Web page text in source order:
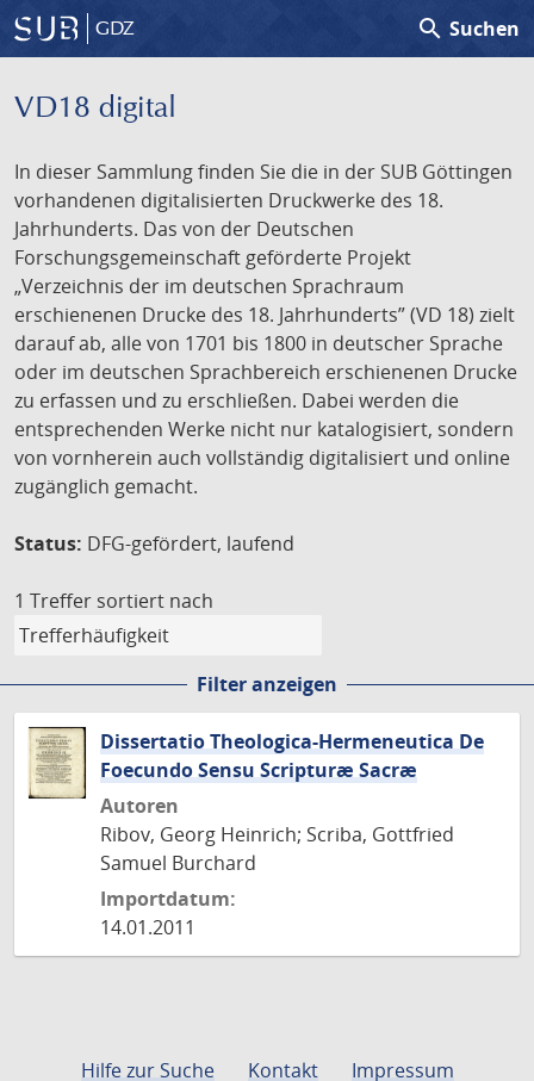
GDZ search Suchen
VD18 digital
In dieser Sammlung finden Sie die in der SUB Göttingen
vorhandenen digitalisierten Druckwerke des 18.
Jahrhunderts. Das von der Deutschen
Forschungsgemeinschaft geförderte Projekt
„Verzeichnis der im deutschen Sprachraum
erschienenen Drucke des 18. Jahrhunderts” (VD 18) zielt
darauf ab, alle von 1701 bis 1800 in deutscher Sprache
oder im deutschen Sprachbereich erschienenen Drucke
zu erfassen und zu erschließen. Dabei werden die
entsprechenden Werke nicht nur katalogisiert, sondern
von vornherein auch vollständig digitalisiert und online
zugänglich gemacht.
Status: DFG-gefördert, laufend
1 Treffer sortiert nach
Filter anzeigen
Dissertatio Theologica-Hermeneutica De
Foecundo Sensu Scripturæ Sacræ
Autoren
Ribov, Georg Heinrich; Scriba, Gottfried
Samuel Burchard
Importdatum:
14.01.2011
Hilfe zur Suche Kontakt
Impressum